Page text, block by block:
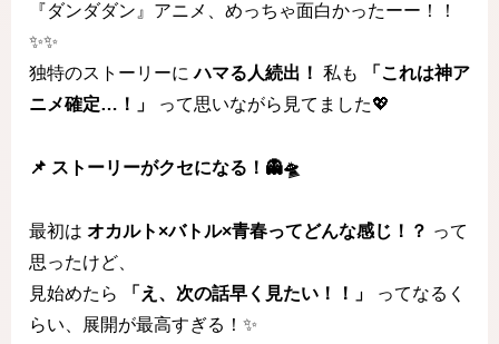
『ダンダダン』アニメ、めっちゃ面白かったーー！！
✨✨
独特のストーリーにハマる人続出！ 私も
「これは神ア
ニメ確定…！」
って思いながら見てました💖
📌 ストーリーがクセになる！👻🛸
最初は オカルト×バトル×青春ってどんな感じ！？ って
思ったけど、
見始めたら
「え、次の話早く見たい！！」
ってなるく
らい、展開が最高すぎる！✨